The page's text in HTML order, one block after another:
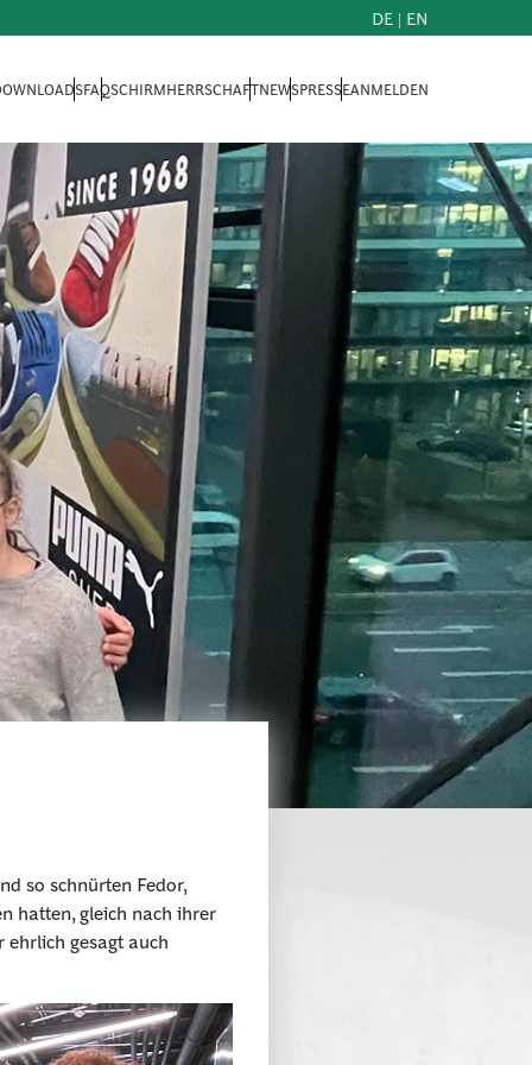
DE | EN
FAQSCHIRMHERRSCHAFTNEWSPRESSEANMELDEN
so schnürten Fedor,
hatten, gleich nach ihrer
gesagt auch